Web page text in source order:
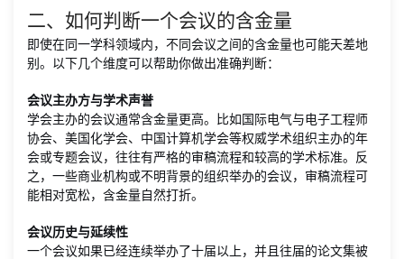
二、如何判断一个会议的含金量
即使在同一学科领域内，不同会议之间的含金量也可能天差地
别。以下几个维度可以帮助你做出准确判断：
会议主办方与学术声誉
学会主办的会议通常含金量更高。比如国际电气与电子工程师
协会、美国化学会、中国计算机学会等权威学术组织主办的年
会或专题会议，往往有严格的审稿流程和较高的学术标准。反
之，一些商业机构或不明背景的组织举办的会议，审稿流程可
能相对宽松，含金量自然打折。
会议历史与延续性
一个会议如果已经连续举办了十届以上，并且往届的论文集被